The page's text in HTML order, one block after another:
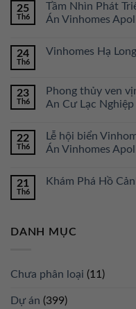
25
Th6
Tầm Nhìn Phát
Án Vinhomes
24
Th6
Vinhomes Hạ
23
Th6
Phong thủy ven
An Cư Lạc Nghiệp
22
Th6
Lễ hội biển
Án Vinhomes
21
Th6
Khám Phá Hồ
DANH MỤC
Chưa phân loại (11)
Dự án (399)